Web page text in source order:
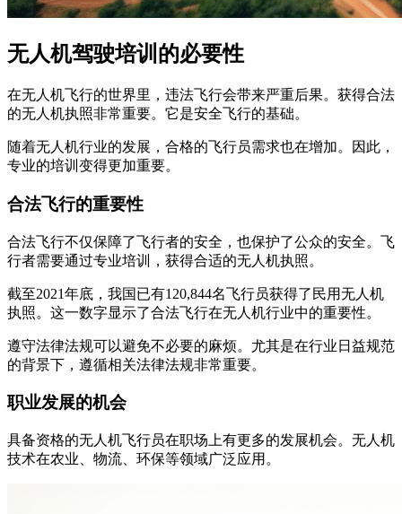
无人机驾驶培训的必要性
在无人机飞行的世界里，违法飞行会带来严重后果。获得合法
的无人机执照非常重要。它是安全飞行的基础。
随着无人机行业的发展，合格的飞行员需求也在增加。因此，
专业的培训变得更加重要。
合法飞行的重要性
合法飞行不仅保障了飞行者的安全，也保护了公众的安全。飞
行者需要通过专业培训，获得合适的无人机执照。
截至2021年底，我国已有120,844名飞行员获得了民用无人机
执照。这一数字显示了合法飞行在无人机行业中的重要性。
遵守法律法规可以避免不必要的麻烦。尤其是在行业日益规范
的背景下，遵循相关法律法规非常重要。
职业发展的机会
具备资格的无人机飞行员在职场上有更多的发展机会。无人机
技术在农业、物流、环保等领域广泛应用。